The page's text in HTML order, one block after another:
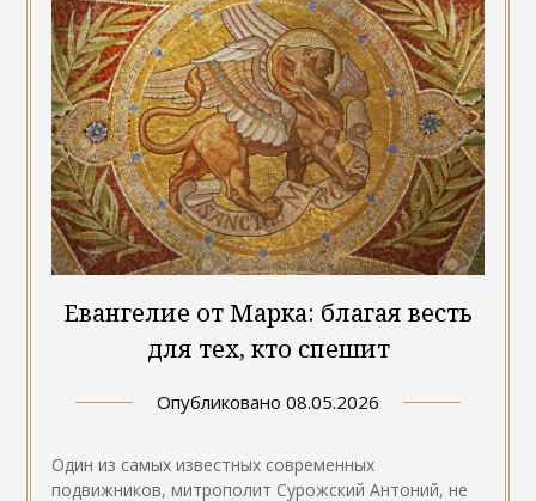
Евангелие от Марка: благая весть
для тех, кто спешит
Опубликовано 08.05.2026
Один из самых известных современных
подвижников, митрополит Сурожский Антоний, не